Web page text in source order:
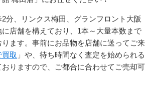
分、リンクス梅田、グランフロント大阪
店舗を構えており、1本～大量本数まで
ます。事前にお品物を店舗に送ってご来
取 」や、待ち時間なく査定を始められる
おりますので、ご都合に合わせてご売却可